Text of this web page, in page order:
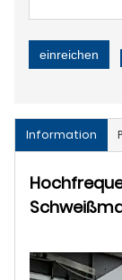
einreichen
Information